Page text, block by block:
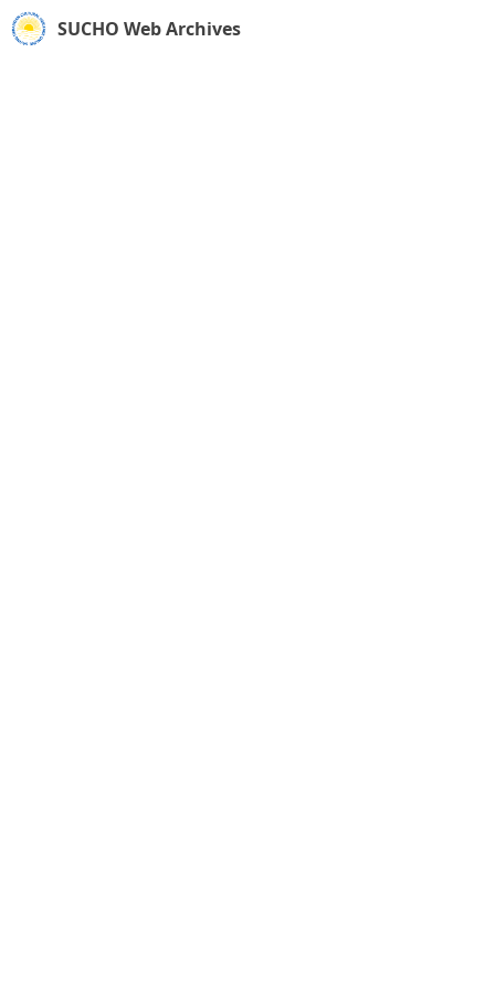
SUCHO Web Archives